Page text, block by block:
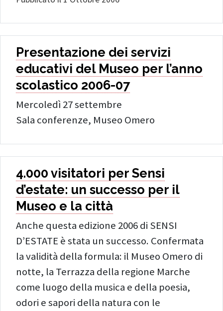
Presentazione dei servizi
educativi del Museo per l’anno
scolastico 2006-07
Mercoledì 27 settembre
Sala conferenze, Museo Omero
4.000 visitatori per Sensi
d’estate: un successo per il
Museo e la città
Anche questa edizione 2006 di SENSI
D’ESTATE è stata un successo. Confermata
la validità della formula: il Museo Omero di
notte, la Terrazza della regione Marche
come luogo della musica e della poesia,
odori e sapori della natura con le